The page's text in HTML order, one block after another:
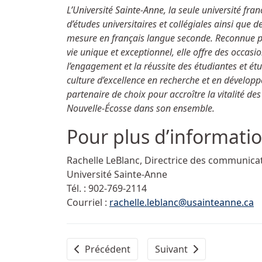
L’Université Sainte-Anne, la seule université
d’études universitaires et collégiales ainsi que
mesure en français langue seconde. Reconnue
vie unique et exceptionnel, elle offre des
l’engagement et la réussite des étudiantes et
culture d’excellence en recherche et en
partenaire de choix pour accroître la vitalité
Nouvelle-Écosse dans son ensemble.
Pour plus
Rachelle LeBlanc, Directrice des
Université Sainte-Anne
Tél. : 902-769-2114
Courriel : rachelle.leblanc@usainteanne.ca
Article précédent : Louis-Philippe LeBlanc,
Précédent Article suivant : Pleins
Suivant